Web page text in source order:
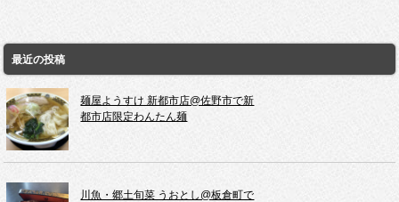
最近の投稿
麺屋ようすけ 新都市店@佐野市で新
都市店限定わんたん麺
川魚・郷土旬菜 うおとし@板倉町で